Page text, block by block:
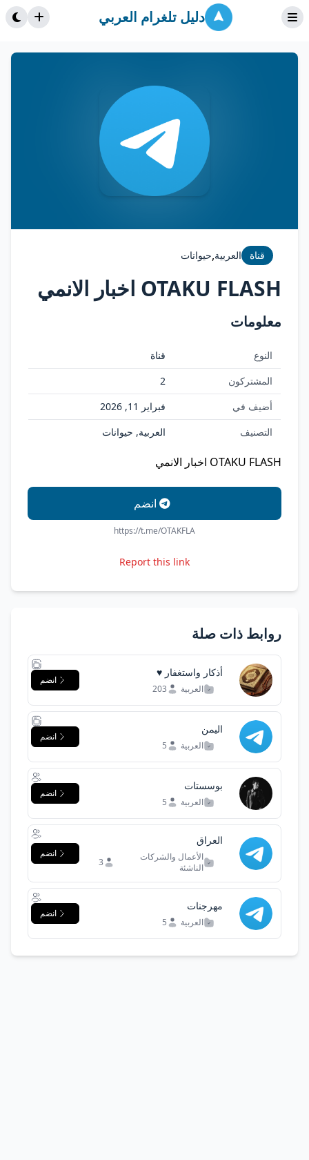
دليل تلغرام العربي
قناة العربية,حيوانات
OTAKU FLASH اخبار الانمي
معلومات
النوع
قناة
المشتركون
2
أضيف في
فبراير 11, 2026
التصنيف
العربية, حيوانات
OTAKU FLASH اخبار الانمي
انضم
https://t.me/OTAKFLA
Report this link
روابط ذات صلة
أذكار واستغفار ♥️
العربية 203
انضم
اليمن
العربية 5
انضم
بوسستات
العربية 5
انضم
العراق
الأعمال والشركات
الناشئة
3
انضم
مهرجنات
العربية 5
انضم